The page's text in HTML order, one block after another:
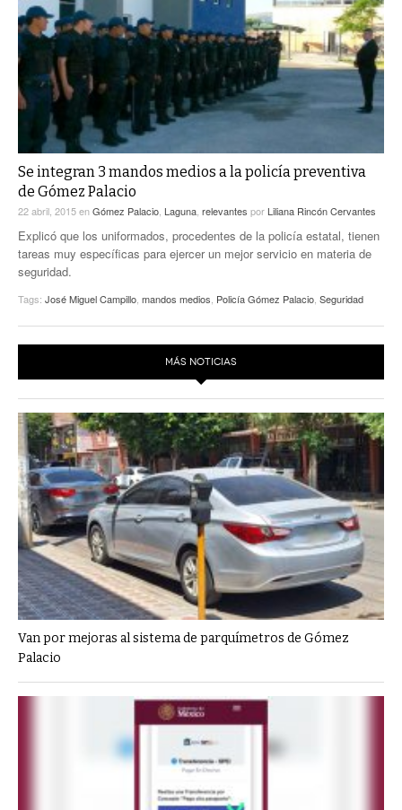
Se integran 3 mandos medios a la policía preventiva
de Gómez Palacio
22 abril, 2015enGómez Palacio Laguna relevantes por Liliana Rincón Cervantes
Explicó que los uniformados, procedentes de la policía estatal, tienen
tareas muy específicas para ejercer un mejor servicio en materia de
seguridad.
Tags: José Miguel Campillo mandos medios Policía Gómez Palacio Seguridad
MÁS NOTICIAS
Van por mejoras al sistema de parquímetros de Gómez
Palacio